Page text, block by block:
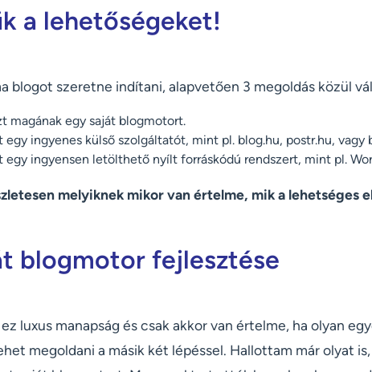
a lehetőségeket!
blogot szeretne indítani, alapvetően 3 megoldás közül
magának egy saját blogmotort.
egy ingyenes külső szolgáltatót, mint pl. blog.hu, postr.hu, vagy
egy ingyensen letölthető nyílt forráskódú rendszert, mint pl.
melyiknek mikor van értelme, mik a lehetséges
blogmotor fejlesztése
luxus manapság és csak akkor van értelme, ha olyan
megoldani a másik két lépéssel. Hallottam már olyat